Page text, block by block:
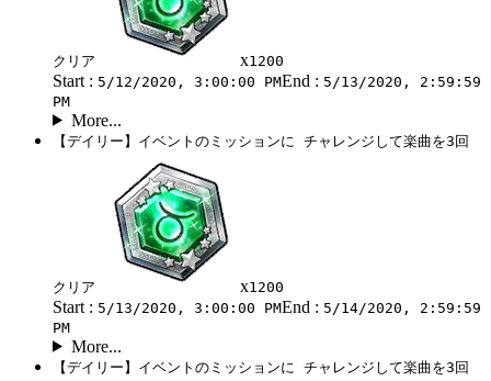
クリア x1200
Start : 5/12/2020, 3:00:00 PMEnd : 5/13/2020, 2:59:59
PM
More...
【デイリー】イベントのミッションに チャレンジして楽曲を3回
クリア x1200
Start : 5/13/2020, 3:00:00 PMEnd : 5/14/2020, 2:59:59
PM
More...
【デイリー】イベントのミッションに チャレンジして楽曲を3回